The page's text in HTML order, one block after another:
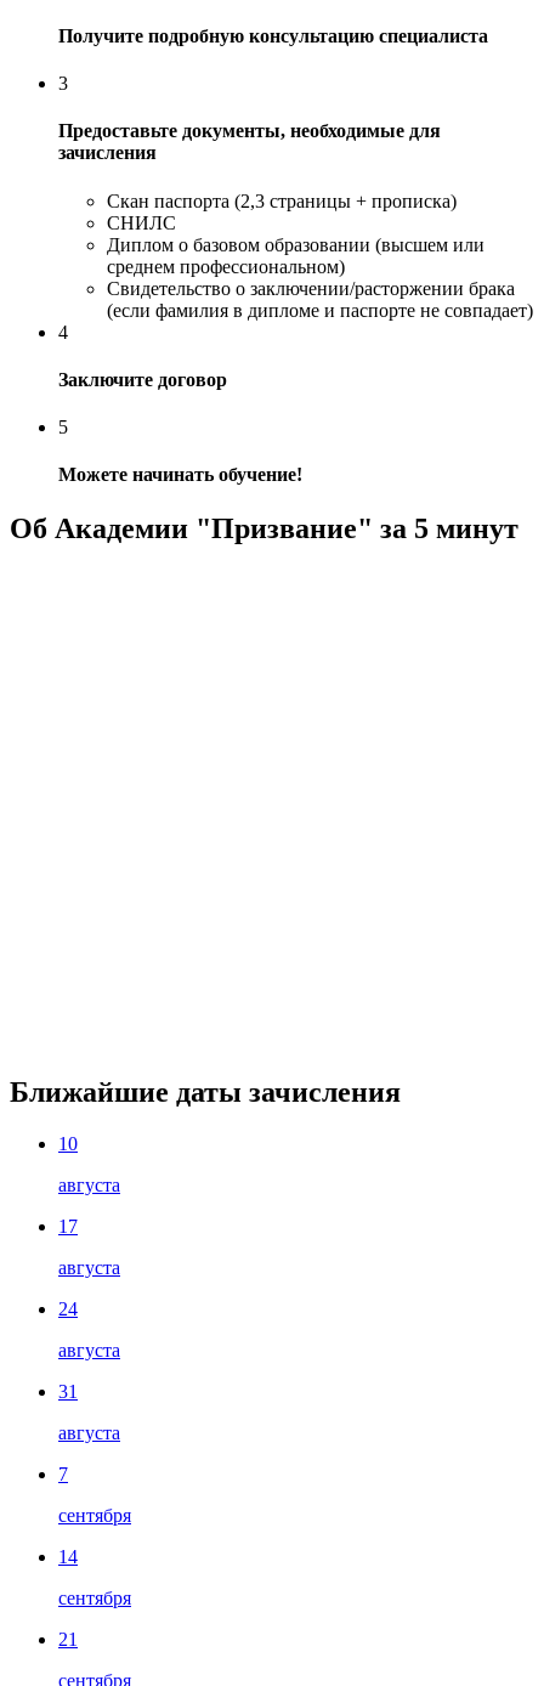
Получите подробную консультацию специалиста
3
Предоставьте документы, необходимые для
зачисления
Скан паспорта (2,3 страницы + прописка)
СНИЛС
Диплом о базовом образовании (высшем или
среднем профессиональном)
Свидетельство о заключении/расторжении брака
(если фамилия в дипломе и паспорте не совпадает)
4
Заключите договор
5
Можете начинать обучение!
Об Академии "Призвание" за 5 минут
Ближайшие даты зачисления
10
августа
17
августа
24
августа
31
августа
7
сентября
14
сентября
21
сентября